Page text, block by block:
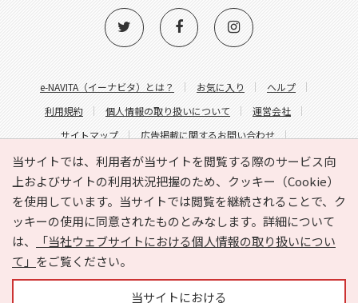
当サイトでは、利用者が当サイトを閲覧する際のサービス向
上およびサイトの利用状況把握のため、クッキー（Cookie）
を使用しています。当サイトでは閲覧を継続されることで、ク
ッキーの使用に同意されたものとみなします。詳細について
は、
「当社ウェブサイトにおける個人情報の取り扱いについ
て」 をご覧ください。
当サイトにおける
e-NAVITA（イーナビタ）とは？ お気に入り
ヘルプ
利用規約
個人情報の取り扱いについて
運営会社
サイトマップ
広告掲載に関するお問い合わせ
サイトの内容に関するお問い合わせ
Copyright © HYOJITO.Co.,Ltd. All Rights Reserved.